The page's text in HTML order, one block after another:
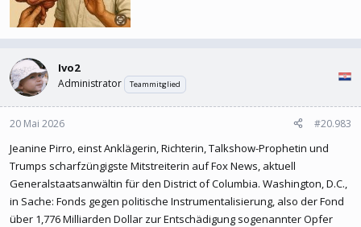
Ivo2
Administrator Teammitglied
20 Mai 2026 #20.983
Jeanine Pirro, einst Anklägerin, Richterin, Talkshow-Prophetin und
Trumps scharfzüngigste Mitstreiterin auf Fox News, aktuell
Generalstaatsanwältin für den District of Columbia. Washington, D.C.,
in Sache: Fonds gegen politische Instrumentalisierung, also der Fond
über 1,776 Milliarden Dollar zur Entschädigung sogenannter Opfer